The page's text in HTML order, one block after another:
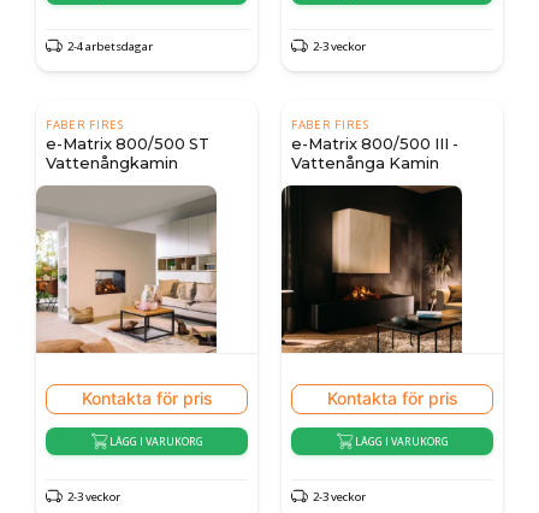
2-4 arbetsdagar 2-3 veckor
FABER FIRES
e-Matrix 800/500 ST
Vattenångkamin
Kontakta för pris
LÄGG I VARUKORG
2-3 veckor
FABER FIRES
e-Matrix 800/500 III -
Vattenånga Kamin
Kontakta för pris
LÄGG I VARUKORG
2-3 veckor